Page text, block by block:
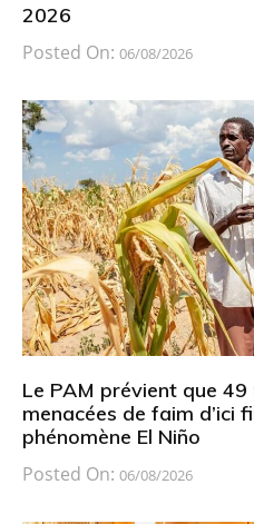
2026
Posted On: 06/08/2026
Le PAM prévient que
menacées de faim d’ici
phénomène El Niño
Posted On: 06/08/2026